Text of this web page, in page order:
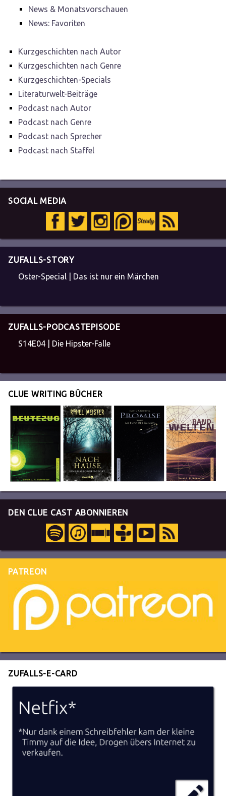
News & Monatsvorschauen
News: Favoriten
Kurzgeschichten nach Autor
Kurzgeschichten nach Genre
Kurzgeschichten-Specials
Literaturwelt-Beiträge
Podcast nach Autor
Podcast nach Genre
Podcast nach Sprecher
Podcast nach Staffel
SOCIAL MEDIA
ZUFALLS-STORY
Oster-Special | Das ist nur ein Märchen
ZUFALLS-PODCASTEPISODE
S14E04 | Die Hipster-Falle
CLUE WRITING BÜCHER
DEN CLUE CAST ABONNIEREN
PATREON
ZUFALLS-E-CARD